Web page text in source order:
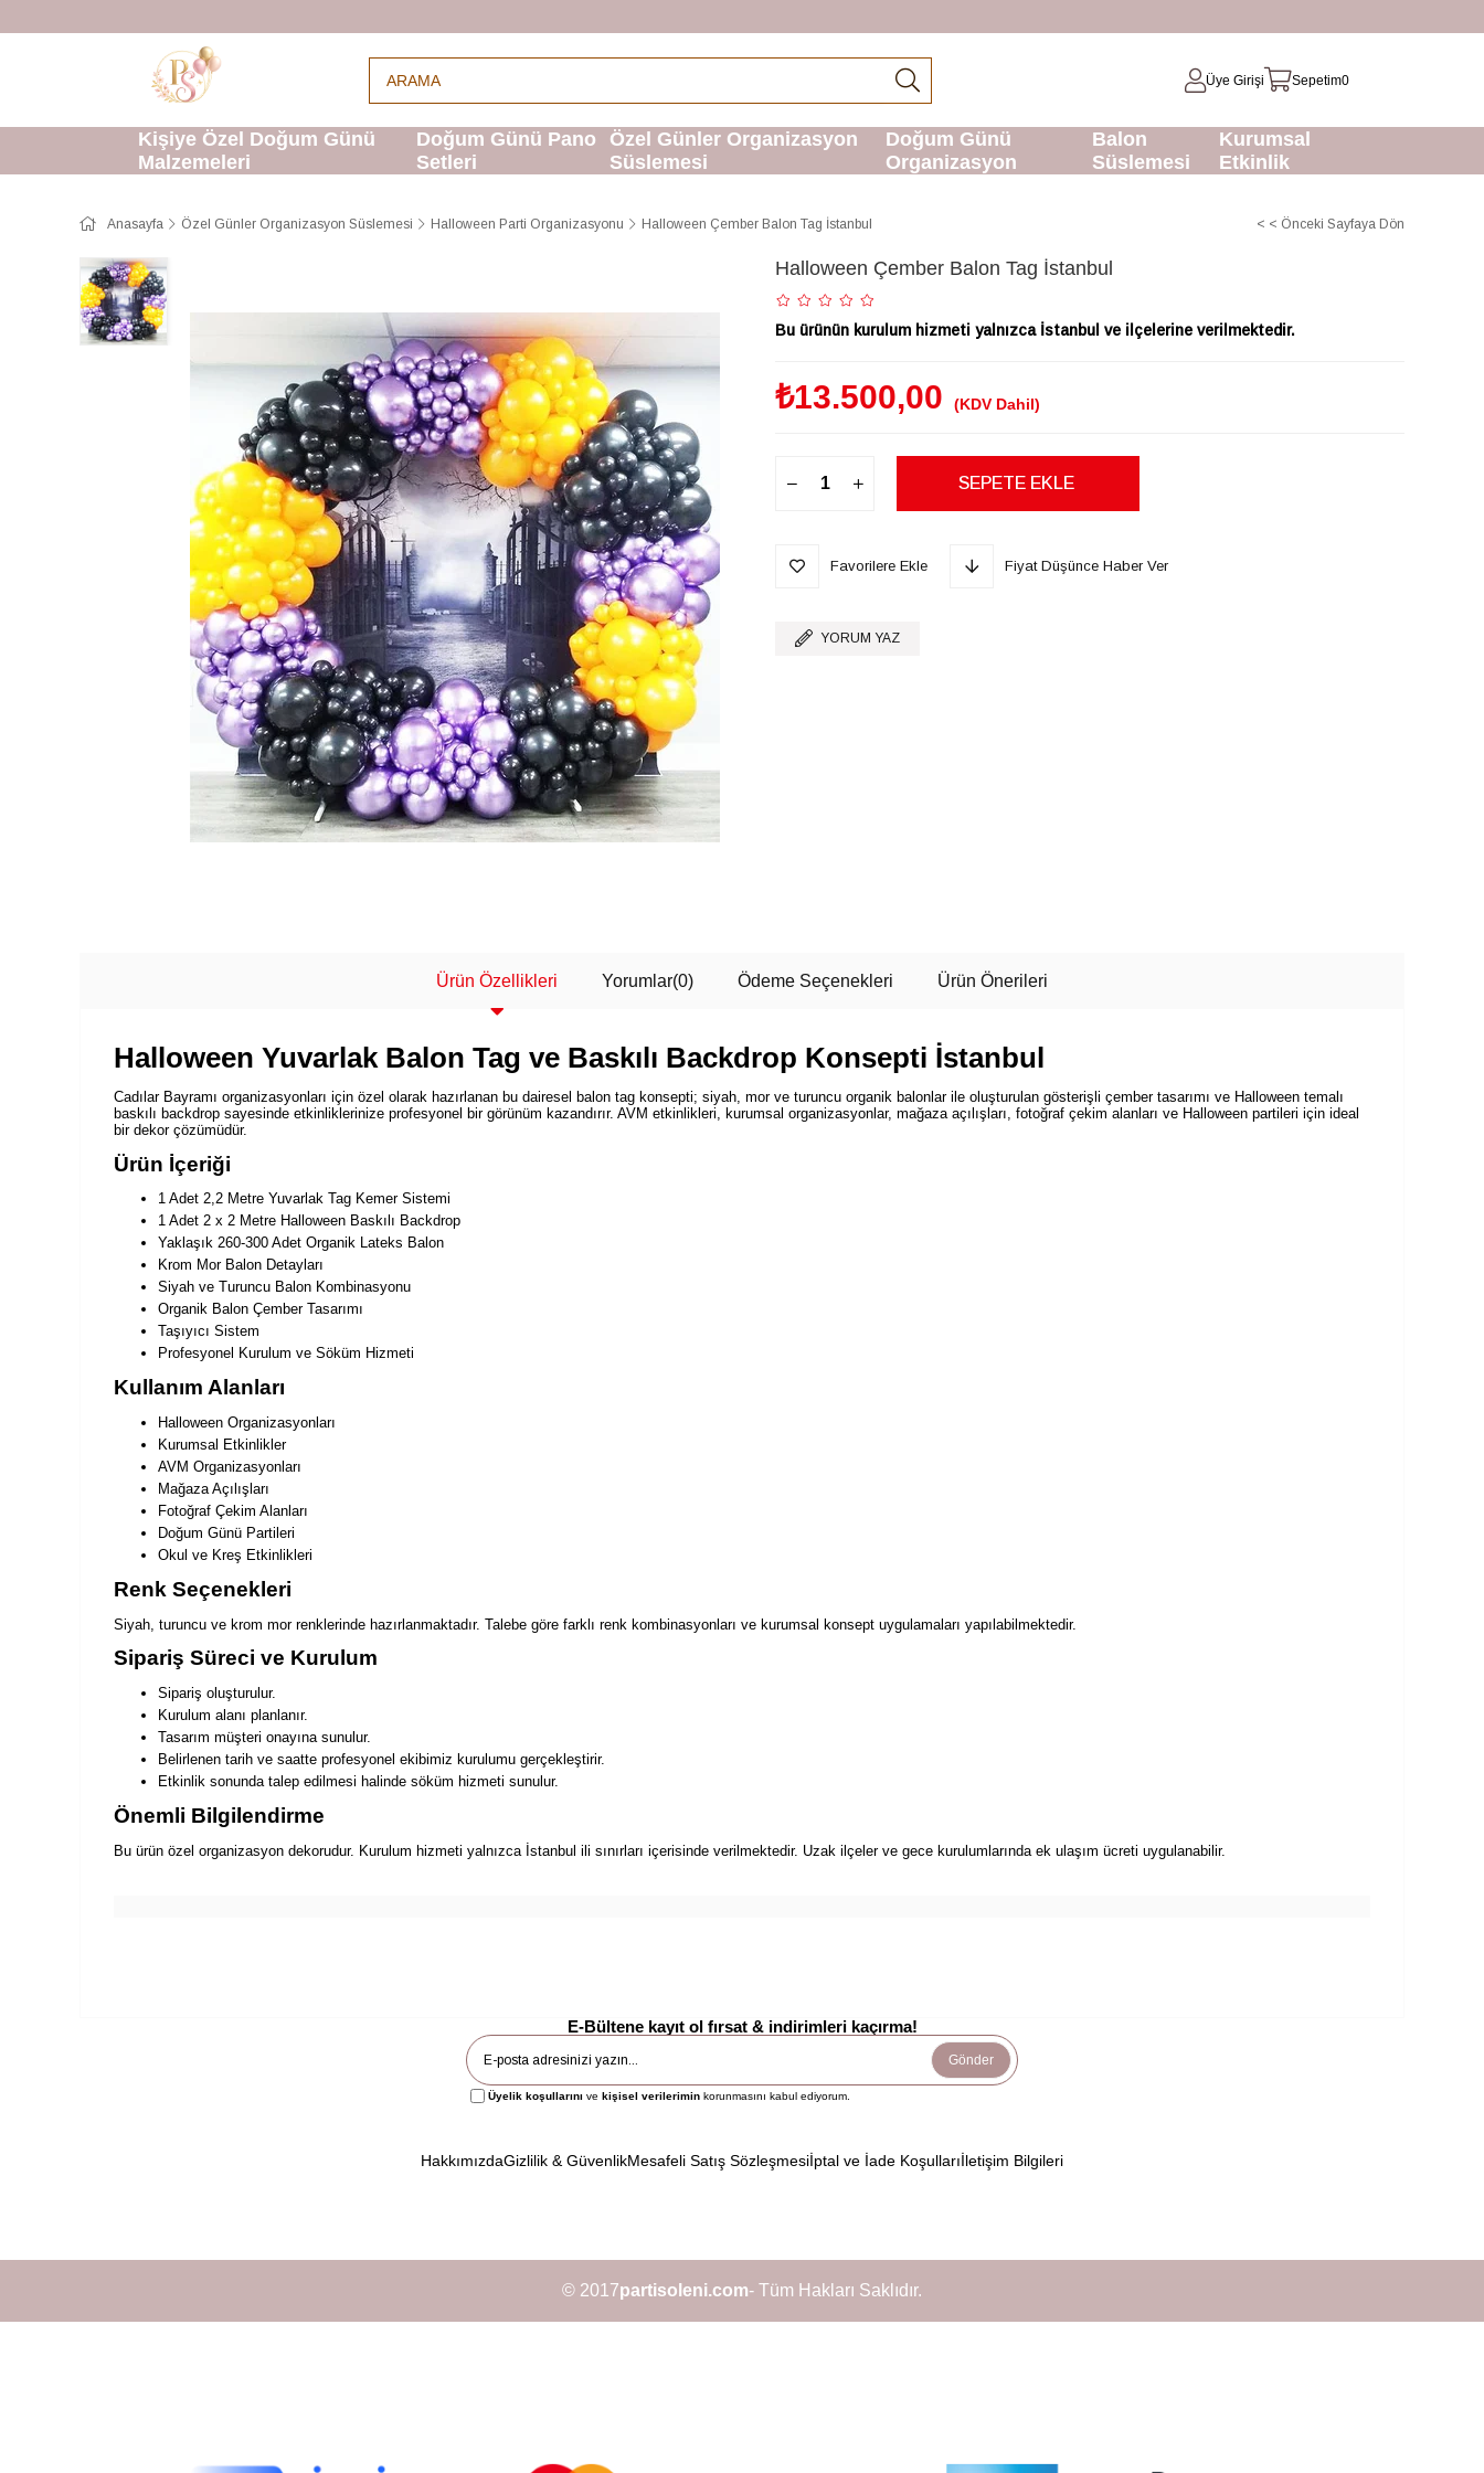
Üye Girişi Sepetim0
Kişiye Özel Doğum Günü
Malzemeleri
Doğum Günü Pano
Setleri
Özel Günler Organizasyon
Süslemesi
Doğum Günü
Organizasyon
Balon
Süslemesi
Kurumsal
Etkinlik
Anasayfa Özel Günler Organizasyon Süslemesi Halloween Parti Organizasyonu Halloween Çember Balon Tag İstanbul < < Önceki Sayfaya Dön
Halloween Çember Balon Tag İstanbul
Bu ürünün kurulum hizmeti yalnızca İstanbul ve ilçelerine verilmektedir.
₺13.500,00 (KDV Dahil)
Favorilere Ekle Fiyat Düşünce Haber Ver
YORUM YAZ
Ürün Özellikleri Yorumlar(0) Ödeme Seçenekleri Ürün Önerileri
Halloween Yuvarlak Balon Tag ve Baskılı Backdrop Konsepti İstanbul
Cadılar Bayramı organizasyonları için özel olarak hazırlanan bu dairesel balon tag konsepti; siyah, mor ve turuncu organik balonlar ile oluşturulan gösterişli çember tasarımı ve Halloween temalı
baskılı backdrop sayesinde etkinliklerinize profesyonel bir görünüm kazandırır. AVM etkinlikleri, kurumsal organizasyonlar, mağaza açılışları, fotoğraf çekim alanları ve Halloween partileri için ideal
bir dekor çözümüdür.
Ürün İçeriği
1 Adet 2,2 Metre Yuvarlak Tag Kemer Sistemi
1 Adet 2 x 2 Metre Halloween Baskılı Backdrop
Yaklaşık 260-300 Adet Organik Lateks Balon
Krom Mor Balon Detayları
Siyah ve Turuncu Balon Kombinasyonu
Organik Balon Çember Tasarımı
Taşıyıcı Sistem
Profesyonel Kurulum ve Söküm Hizmeti
Kullanım Alanları
Halloween Organizasyonları
Kurumsal Etkinlikler
AVM Organizasyonları
Mağaza Açılışları
Fotoğraf Çekim Alanları
Doğum Günü Partileri
Okul ve Kreş Etkinlikleri
Renk Seçenekleri
Siyah, turuncu ve krom mor renklerinde hazırlanmaktadır. Talebe göre farklı renk kombinasyonları ve kurumsal konsept uygulamaları yapılabilmektedir.
Sipariş Süreci ve Kurulum
Sipariş oluşturulur.
Kurulum alanı planlanır.
Tasarım müşteri onayına sunulur.
Belirlenen tarih ve saatte profesyonel ekibimiz kurulumu gerçekleştirir.
Etkinlik sonunda talep edilmesi halinde söküm hizmeti sunulur.
Önemli Bilgilendirme
Bu ürün özel organizasyon dekorudur. Kurulum hizmeti yalnızca İstanbul ili sınırları içerisinde verilmektedir. Uzak ilçeler ve gece kurulumlarında ek ulaşım ücreti uygulanabilir.
E-Bültene kayıt ol fırsat & indirimleri kaçırma!
Gönder
Üyelik koşullarını ve kişisel verilerimin korunmasını kabul ediyorum.
HakkımızdaGizlilik & GüvenlikMesafeli Satış Sözleşmesiİptal ve İade Koşullarıİletişim Bilgileri
© 2017partisoleni.com- Tüm Hakları Saklıdır.